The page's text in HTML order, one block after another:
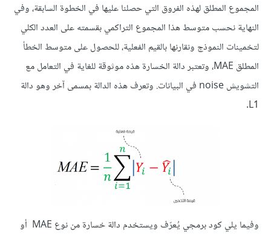
المجموع المطلق لهذه الفروق التي حصلنا عليها في الخطوة السابقة، وفي
النهاية نحسب متوسط هذا المجموع التراكمي بقسمته على العدد الكلي
لتخمينات النموذج ونقارنها بالقيم الفعلية، للحصول على متوسط الخطأ
المطلق MAE، وتعتبر دالة الخسارة هذه موثوقة للغاية في التعامل مع
التشويش noise في البيانات. وتعرف هذه الدالة بمسمى آخر وهو دالة
L1.
وفيما يلي كود برمجي يُعرّف ويستخدم دالة خسارة من نوع MAE أو